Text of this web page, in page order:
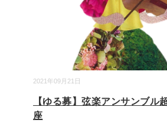
2021年09月21日
【ゆる募】弦楽アンサンブル
座